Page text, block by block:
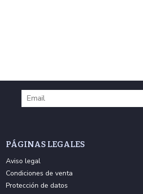
PÁGINAS LEGALES
Aviso legal
Condiciones de venta
Protección de datos